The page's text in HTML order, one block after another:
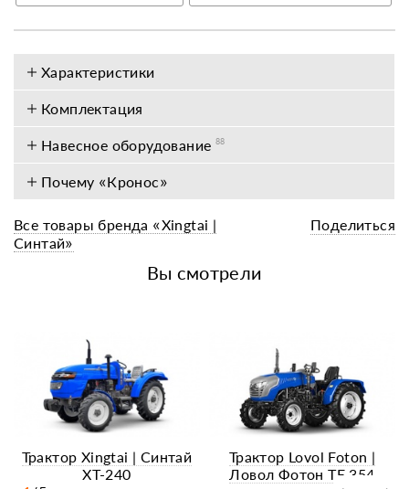
Характеристики
Комплектация
Навесное оборудование 88
Почему «Кронос»
Все товары бренда «Xingtai |
Синтай»
Поделиться
Вы смотрели
Трактор Xingtai | Синтай
XT-240
Трактор Lovol Foton |
Ловол Фотон TE 354